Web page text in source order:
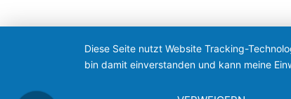
Diese Seite nutzt Website Tracking-
bin damit einverstanden und kann meine